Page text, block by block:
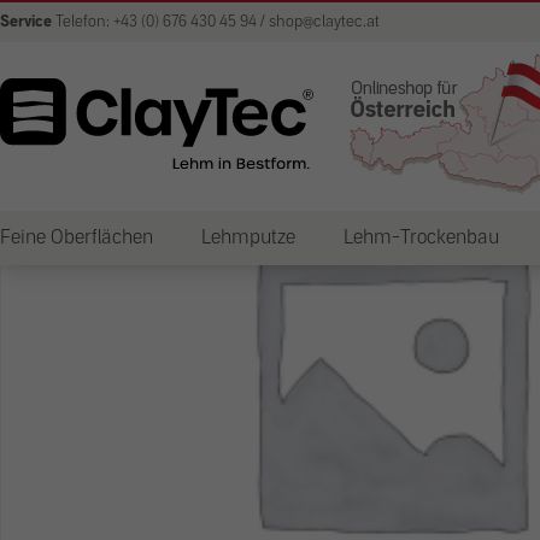
Service Telefon: +43 (0) 676 430 45 94 / shop@claytec.at
Feine Oberflächen Lehmputze Lehm-Trockenbau